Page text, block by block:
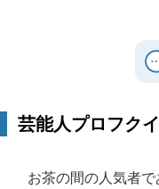
芸能人プロフク
お茶の間の人気者で